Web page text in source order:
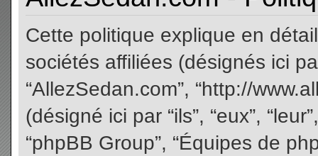
Cette politique explique en
sociétés affiliées (désignés ici
“AllezSedan.com”, “http://
(désigné ici par “ils”, “eux”,
“phpBB Group”, “Équipes de